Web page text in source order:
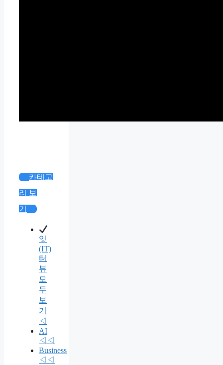
카테고
리 보
기
잇
(IT)
터
뷰
모
두
보
기
◁
AI
◁◁
Business
◁◁